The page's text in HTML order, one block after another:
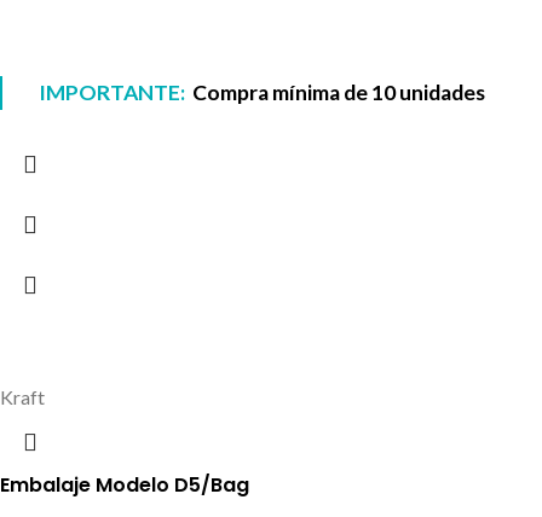
IMPORTANTE: Compra mínima de 10 unidades
Kraft
Embalaje Modelo D5/Bag